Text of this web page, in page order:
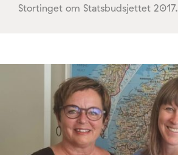
Stortinget om Statsbudsjettet 2017.